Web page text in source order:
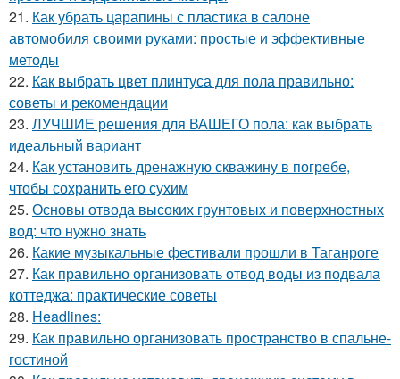
21. Как убрать царапины с пластика в салоне
автомобиля своими руками: простые и эффективные
методы
22. Как выбрать цвет плинтуса для пола правильно:
советы и рекомендации
23. ЛУЧШИЕ решения для ВАШЕГО пола: как выбрать
идеальный вариант
24. Как установить дренажную скважину в погребе,
чтобы сохранить его сухим
25. Основы отвода высоких грунтовых и поверхностных
вод: что нужно знать
26. Какие музыкальные фестивали прошли в Таганроге
27. Как правильно организовать отвод воды из подвала
коттеджа: практические советы
28. Headlines:
29. Как правильно организовать пространство в спальне-
гостиной